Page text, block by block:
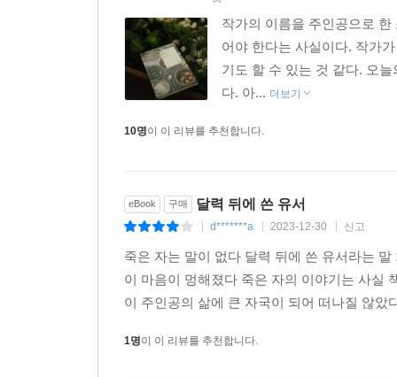
작가의 이름을 주인공으로
어야 한다는 사실이다. 작가
기도 할 수 있는 것 같다. 오
다. 아... 더보기
10명이 이 리뷰를 추천합니다.
eBook 구매 달력 뒤에 쓴 유서
d*******a 2023-12-30 신고
죽은 자는 말이 없다 달력 뒤에 쓴 유서라는
이 마음이 멍해졌다 죽은 자의 이야기는 사실
이 주인공의 삶에 큰 자국이 되어 떠나질 않
1명이 이 리뷰를 추천합니다.